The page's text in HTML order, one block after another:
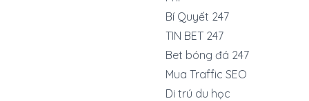
Bí Quyết 247
TIN BET 247
Bet bóng đá 247
Mua Traffic SEO
Di trú du học